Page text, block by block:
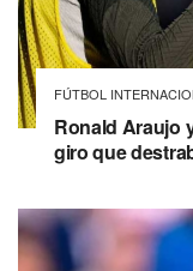
FÚTBOL
Ronald Araujo
giro que